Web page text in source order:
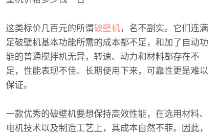
这类标价几百元的所谓破壁机，名不副实。它们连满
足破壁机基本功能所需的成本都不足，和加了自动功
能的普通搅拌机无异，转速、动力和材料都存在不
足，性能表现不佳。长期使用下来，可靠性更是难以
保证。
一款优秀的破壁机要想保持高效性能，在选用材料、
电机技术以及制造工艺上，其成本自然不菲。因此，